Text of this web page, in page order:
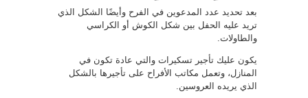
بعد تحديد عدد المدعوين في الفرح وأيضًا الشكل الذي
تريد عليه الحفل بين شكل الكوش أو الكراسي
والطاولات.
يكون عليك تأجير تسكيرات والتي عادة تكون في
المنازل، وتعمل مكاتب الأفراح على تأجيرها بالشكل
الذي يريده العروسين.